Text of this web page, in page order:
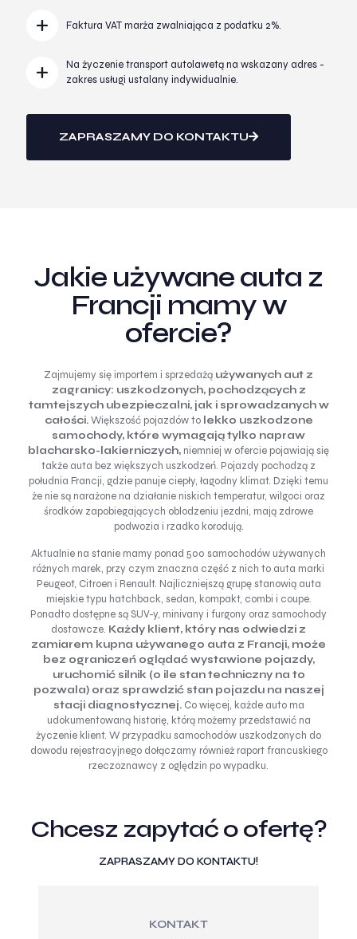
Faktura VAT marża zwalniająca z podatku 2%.
Na życzenie transport autolawetą na wskazany adres -
zakres usługi ustalany indywidualnie.
ZAPRASZAMY DO KONTAKTU
Jakie używane auta z
Francji mamy w
ofercie?
Zajmujemy się importem i sprzedażą używanych aut z
zagranicy: uszkodzonych, pochodzących z
tamtejszych ubezpieczalni, jak i sprowadzanych w
całości.Większość pojazdów to lekko uszkodzone
samochody, które wymagają tylko napraw
blacharsko-lakierniczych, niemniej w ofercie pojawiają się
także auta bez większych uszkodzeń. Pojazdy pochodzą z
południa Francji, gdzie panuje ciepły, łagodny klimat. Dzięki temu
że nie są narażone na działanie niskich temperatur, wilgoci oraz
środków zapobiegających oblodzeniu jezdni, mają zdrowe
podwozia i rzadko korodują.
Aktualnie na stanie mamy ponad 500 samochodów używanych
różnych marek, przy czym znaczna część z nich to auta marki
Peugeot, Citroen i Renault. Najliczniejszą grupę stanowią auta
miejskie typu hatchback, sedan, kompakt, combi i coupe.
Ponadto dostępne są SUV-y, minivany i furgony oraz samochody
dostawcze. Każdy klient, który nas odwiedzi z
zamiarem kupna używanego auta z Francji, może
bez ograniczeń oglądać wystawione pojazdy,
uruchomić silnik (o ile stan techniczny na to
pozwala) oraz sprawdzić stan pojazdu na naszej
stacji diagnostycznej.Co więcej, każde auto ma
udokumentowaną historię, którą możemy przedstawić na
życzenie klient. W przypadku samochodów uszkodzonych do
dowodu rejestracyjnego dołączamy również raport francuskiego
rzeczoznawcy z oględzin po wypadku.
Chcesz zapytać o ofertę?
ZAPRASZAMY DO KONTAKTU!
KONTAKT